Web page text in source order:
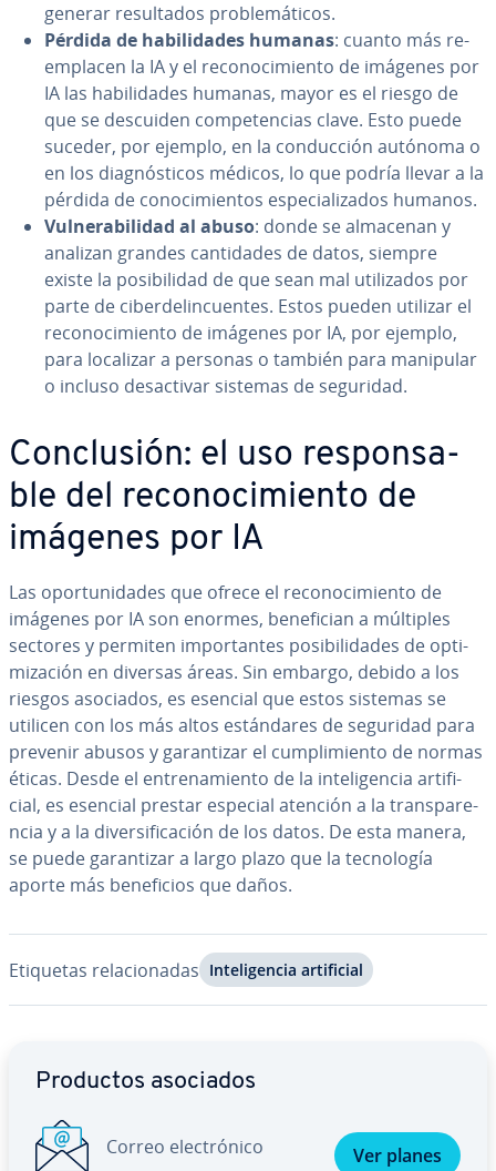
generar re­su­l­ta­dos pro­ble­má­ti­cos.
Pérdida de ha­bi­li­da­des humanas: cuanto más re­
em­pla­cen la IA y el re­co­no­ci­mie­n­to de imágenes por
IA las ha­bi­li­da­des humanas, mayor es el riesgo de
que se descuiden co­m­pe­te­n­cias clave. Esto puede
suceder, por ejemplo, en la co­n­du­c­ción autónoma o
en los dia­g­nó­s­ti­cos médicos, lo que podría llevar a la
pérdida de co­no­ci­mie­n­tos es­pe­cia­li­za­dos humanos.
Vu­l­ne­ra­bi­li­dad al abuso: donde se almacenan y
analizan grandes ca­n­ti­da­des de datos, siempre
existe la po­si­bi­li­dad de que sean mal uti­li­za­dos por
parte de ci­be­r­de­li­n­cue­n­tes. Estos pueden utilizar el
re­co­no­ci­mie­n­to de imágenes por IA, por ejemplo,
para localizar a personas o también para manipular
o incluso des­ac­ti­var sistemas de seguridad.
Co­n­clu­sión: el uso re­s­po­n­sa­
ble del re­co­no­ci­mie­n­to de
imágenes por IA
Las opo­r­tu­ni­da­des que ofrece el re­co­no­ci­mie­n­to de
imágenes por IA son enormes, be­ne­fi­cian a múltiples
sectores y permiten im­po­r­ta­n­tes po­si­bi­li­da­des de op­ti­
mi­za­ción en diversas áreas. Sin embargo, debido a los
riesgos asociados, es esencial que estos sistemas se
utilicen con los más altos es­tá­n­da­res de seguridad para
prevenir abusos y ga­ra­n­ti­zar el cu­m­pli­mie­n­to de normas
éticas. Desde el en­tre­na­mie­n­to de la in­te­li­ge­n­cia ar­ti­fi­
cial, es esencial prestar especial atención a la tra­n­s­pa­re­
n­cia y a la di­ve­r­si­fi­ca­ción de los datos. De esta manera,
se puede ga­ra­n­ti­zar a largo plazo que la te­c­no­lo­gía
aporte más be­ne­fi­cios que daños.
Etiquetas re­la­cio­na­das In­te­li­ge­n­cia ar­ti­fi­cial
Productos asociados
Correo ele­c­tró­ni­co Ver planes